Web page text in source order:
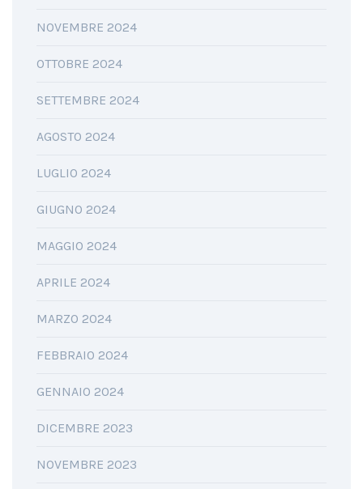
NOVEMBRE 2024
OTTOBRE 2024
SETTEMBRE 2024
AGOSTO 2024
LUGLIO 2024
GIUGNO 2024
MAGGIO 2024
APRILE 2024
MARZO 2024
FEBBRAIO 2024
GENNAIO 2024
DICEMBRE 2023
NOVEMBRE 2023